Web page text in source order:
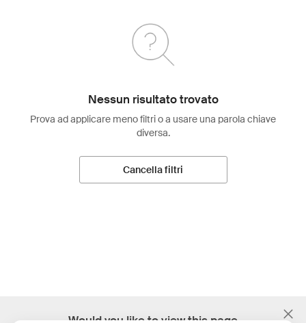
Nessun risultato trovato
Prova ad applicare meno filtri o a usare una parola chiave
diversa.
Cancella filtri